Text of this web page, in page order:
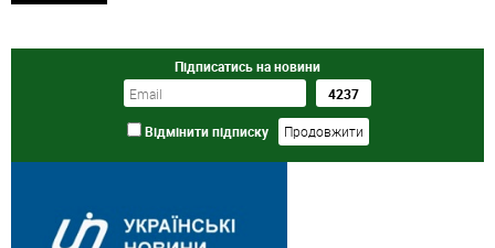
Підписатись на новини
Відмінити підписку